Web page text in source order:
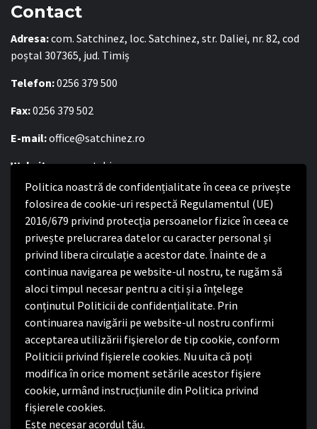
Politica noastră de confidențialitate în ceea ce privește
folosirea de cookie-uri respectă Regulamentul (UE)
2016/679 privind protecția persoanelor fizice în ceea ce
privește prelucrarea datelor cu caracter personal și
privind libera circulație a acestor date. Înainte de a
continua navigarea pe website-ul nostru, te rugăm să
aloci timpul necesar pentru a citi și a înțelege
conținutul Politicii de confidențialitate. Prin
continuarea navigării pe website-ul nostru confirmi
acceptarea utilizării fişierelor de tip cookie, conform
Politicii privind fișierele cookies. Nu uita că poți
modifica în orice moment setările acestor fişiere
cookie, urmând instrucțiunile din Politica privind
fișierele cookies.
Este necesar acordul tău.
Contact
Adresa:com. Satchinez, loc. Satchinez, str. Daliei, nr. 82, cod
poștal 307365, jud. Timiș
Telefon:0256 379 500
Fax:0256 379 502
E-mail:office@satchinez.ro
Website:www.satchinez.ro
Program cu publicul:
Luni – Joi:8:00-16:30
Vineri:8:00 – 14:00
Politica de confidențialitate
Politica de confidențialitate
Nota de informare privind implementarea Regulamentului
(UE) 2016/679
Termeni și condiții de utilizare website